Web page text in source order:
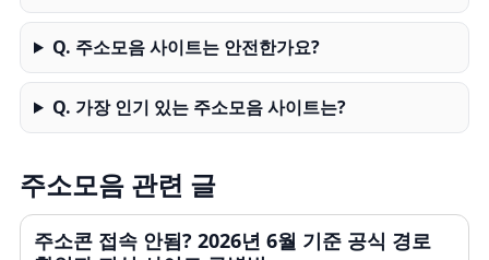
Q. 주소모음 사이트는 안전한가요?
Q. 가장 인기 있는 주소모음 사이트는?
주소모음 관련 글
주소콘 접속 안됨? 2026년 6월 기준 공식 경로